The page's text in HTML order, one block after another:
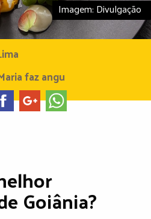
Imagem: Divulgação
faz angu
Goiânia?